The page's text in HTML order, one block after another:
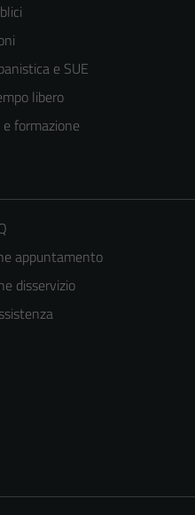
e SUE
libero
e formazione
appuntamento
disservizio